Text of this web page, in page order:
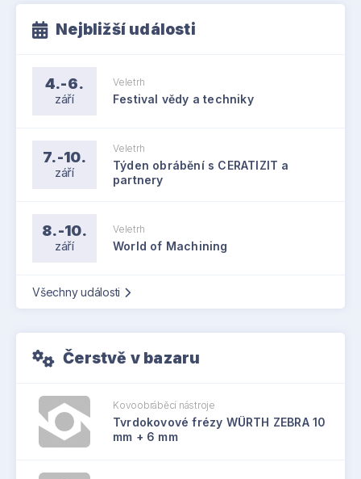
Nejbližší události
4.-6.
září
Veletrh
Festival vědy a techniky
7.-10.
září
Veletrh
Týden obrábění s CERATIZIT a
partnery
8.-10.
září
Veletrh
World of Machining
Všechny události
Čerstvě v bazaru
Kovoobráběcí nástroje
Tvrdokovové frézy WÜRTH ZEBRA 10
mm + 6 mm